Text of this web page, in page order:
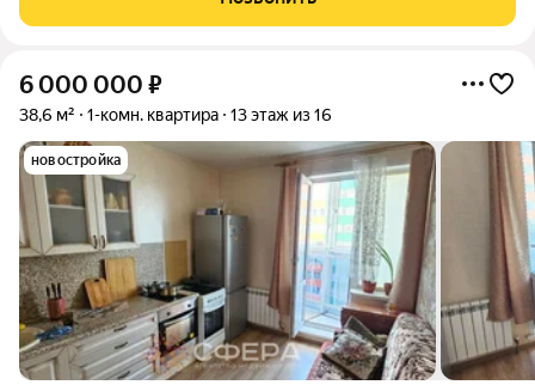
монолитного дома. Общая площадь
6 000 000 ₽
38,6 м² 1-комн. квартира 13 этаж из 16
новостройка